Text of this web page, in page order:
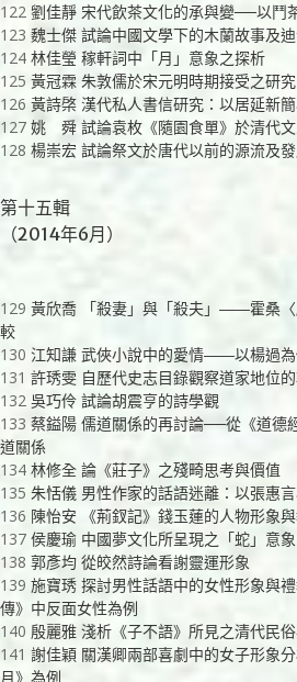
122 劉佳靜 宋代飲茶文化的承與變──以鬥
123 魏士傑 試論中國文學下的木蘭故事及
124 林佳瑩 稼軒詞中「月」意象之探析
125 黃冠霖 朱敦儒於宋元明時期接受之研究
126 黃詩棨 漢代私人書信研究：以居延新
127 姚 舜 試論袁枚《隨園食單》於清代
128 楊崇宏 試論祭文於唐代以前的源流及
第十五輯
（2014年6月）
129 黃欣喬 「殺妻」與「殺夫」――霍桑
較
130 江知謙 武俠小說中的愛情――以楊過
131 許琇雯 自歷代史志目錄觀察道家地位
132 吳巧伶 試論胡震亨的詩學觀
133 蔡鎰陽 儒道關係的再討論──從《道德
道關係
134 林修全 論《莊子》之殘畸思考與價值
135 朱恬儀 男性作家的話語迷離：以張惠
136 陳怡安 《荊釵記》錢玉蓮的人物形象
137 侯慶瑜 中國夢文化所呈現之「蛇」意象
138 郭彥均 從皎然詩論看謝靈運形象
139 施寶琇 探討男性話語中的女性形象與
傳》中反面女性為例
140 殷麗雅 淺析《子不語》所見之清代民
141 謝佳穎 關漢卿兩部喜劇中的女子形象
月》為例